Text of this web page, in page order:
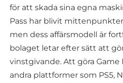
för att skada sina egna
Pass har blivit
men dess affärsmodell är
bolaget letar efter sätt att
vinstgivande. Att göra Game
andra plattformer som PS5,